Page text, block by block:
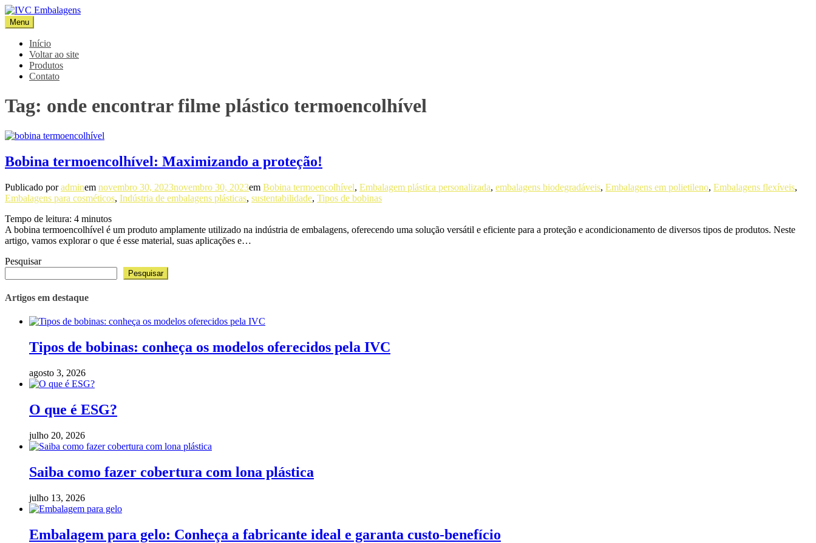
Pular
para
o
conteúdo
IVC Embalagens
Blog IVC
Menu
Início
Voltar ao site
Produtos
Contato
Tag: onde encontrar filme plástico termoencolhível
Bobina termoencolhível: Maximizando a proteção!
Publicado poradminem novembro 30, 2023novembro 30, 2023em Bobina termoencolhível, Embalagem plástica personalizada, embalagens biodegradáveis, Embalagens em polietileno, Embalagens flexíveis,
Embalagens para cosméticos, Indústria de embalagens plásticas, sustentabilidade, Tipos de bobinas
Tempo de leitura: 4 minutos
A bobina termoencolhível é um produto amplamente utilizado na indústria de embalagens, oferecendo uma solução versátil e eficiente para a proteção e acondicionamento de diversos tipos de produtos. Neste
artigo, vamos explorar o que é esse material, suas aplicações e…
Pesquisar
Pesquisar
Artigos em destaque
Tipos de bobinas: conheça os modelos oferecidos pela IVC
agosto 3, 2026
O que é ESG?
julho 20, 2026
Saiba como fazer cobertura com lona plástica
julho 13, 2026
Embalagem para gelo: Conheça a fabricante ideal e garanta custo-benefício